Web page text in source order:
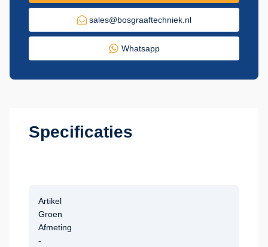
sales@bosgraaftechniek.nl
Whatsapp
Specificaties
Artikel
Groen
Afmeting
-